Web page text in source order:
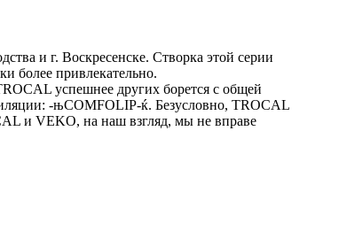
и г. Воскресенске. Створка этой серии
более привлекательно.
успешнее других борется с общей
-њCOMFOLIP-ќ. Безусловно, TROCAL
и VEKO, на наш взгляд, мы не вправе